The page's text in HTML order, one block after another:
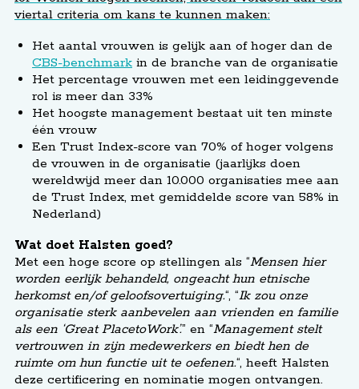
viertal criteria om kans te kunnen maken:
Het aantal vrouwen is gelijk aan of hoger dan de
CBS-benchmark in de branche van de organisatie
Het percentage vrouwen met een leidinggevende
rol is meer dan 33%
Het hoogste management bestaat uit ten minste
één vrouw
Een Trust Index-score van 70% of hoger volgens
de vrouwen in de organisatie (jaarlijks doen
wereldwijd meer dan 10.000 organisaties mee aan
de Trust Index, met gemiddelde score van 58% in
Nederland)
Wat doet Halsten goed?
Met een hoge score op stellingen als “Mensen hier
worden eerlijk behandeld, ongeacht hun etnische
herkomst en/of geloofsovertuiging.“, “Ik zou onze
organisatie sterk aanbevelen aan vrienden en familie
als een ‘Great PlacetoWork’.” en “Management stelt
vertrouwen in zijn medewerkers en biedt hen de
ruimte om hun functie uit te oefenen.“, heeft Halsten
deze certificering en nominatie mogen ontvangen.